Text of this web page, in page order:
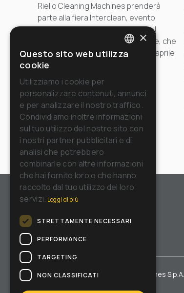
Riello Cleaning Machines prenderà
parte alla fiera Interclean, evento
internazionale di riferimento per il
settore della pulizia professionale, che
si terrà ad Amsterdam dal 14 al 17 aprile
2026.
Leggi
Copyright © Riello Cleaning Machines S.p.A.
ITALIAN
FRENCH
GERMAN
SPANISH
×
Questo sito web utilizza
cookie
Utilizziamo i cookie per
personalizzare contenuti, annunci
e per analizzare il nostro traffico.
Condividiamo inoltre informazioni
sul tuo utilizzo del nostro sito con
i nostri partner pubblicitari e di
analisi che potrebbero
combinarle con altre informazioni
che hai fornito loro o che hanno
raccolto dal tuo utilizzo dei loro
servizi. Leggi di più
STRETTAMENTE NECESSARI
PERFORMANCE
TARGETING
NON CLASSIFICATI